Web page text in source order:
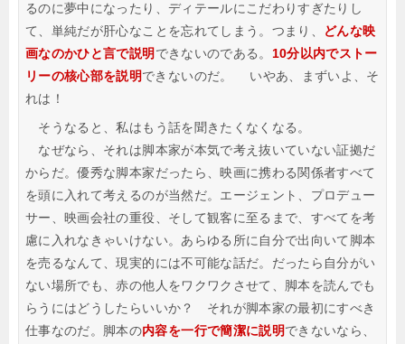
るのに夢中になったり、ディテールにこだわりすぎたりし
て、単純だが肝心なことを忘れてしまう。つまり、
どんな映
画なのかひと言で説明 できないのである。 10分以内でストー
リーの核心部を説明できないのだ。
いやあ、まずいよ、そ
れは！
そうなると、私はもう話を聞きたくなくなる。
なぜなら、それは脚本家が本気で考え抜いていない証拠だ
からだ。優秀な脚本家だったら、映画に携わる関係者すべて
を頭に入れて考えるのが当然だ。エージェント、プロデュー
サー、映画会社の重役、そして観客に至るまで、すべてを考
慮に入れなきゃいけない。あらゆる所に自分で出向いて脚本
を売るなんて、現実的には不可能な話だ。だったら自分がい
ない場所でも、赤の他人をワクワクさせて、脚本を読んでも
らうにはどうしたらいいか？ それが脚本家の最初にすべき
仕事なのだ。脚本の内容を一行で簡潔に説明できないなら、